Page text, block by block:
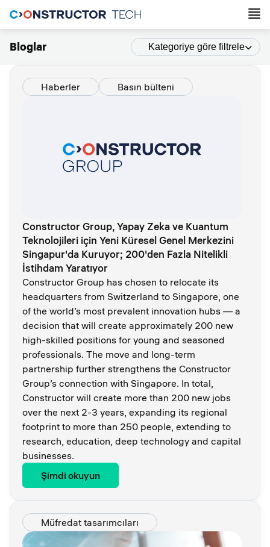
Bloglar Kategoriye göre filtrele
Haberler Basın bülteni
Constructor Group, Yapay Zeka ve Kuantum
Teknolojileri için Yeni Küresel Genel Merkezini
Singapur'da Kuruyor; 200'den Fazla Nitelikli
İstihdam Yaratıyor
Constructor Group has chosen to relocate its
headquarters from Switzerland to Singapore, one
of the world’s most prevalent innovation hubs — a
decision that will create approximately 200 new
high-skilled positions for young and seasoned
professionals. The move and long-term
partnership further strengthens the Constructor
Group’s connection with Singapore. In total,
Constructor will create more than 200 new jobs
over the next 2-3 years, expanding its regional
footprint to more than 250 people, extending to
research, education, deep technology and capital
businesses.
Şimdi okuyun
Müfredat tasarımcıları